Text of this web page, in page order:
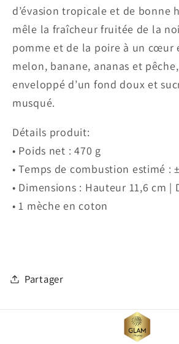
d’évasion tropicale et de bonne
mêle la fraîcheur fruitée de la
pomme et de la poire à un cœur
melon, banane, ananas et
enveloppé d’un fond doux et
musqué.
Détails produit:
• Poids net : 470 g
• Temps de combustion estimé :
• Dimensions : Hauteur 11,6 cm |
• 1 mèche en coton
Partager